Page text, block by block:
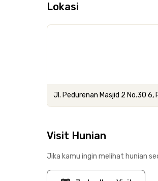
Lokasi
Jl. Pedurenan Masjid 2 No.30 6,
Visit Hunian
Jika kamu ingin melihat hunian